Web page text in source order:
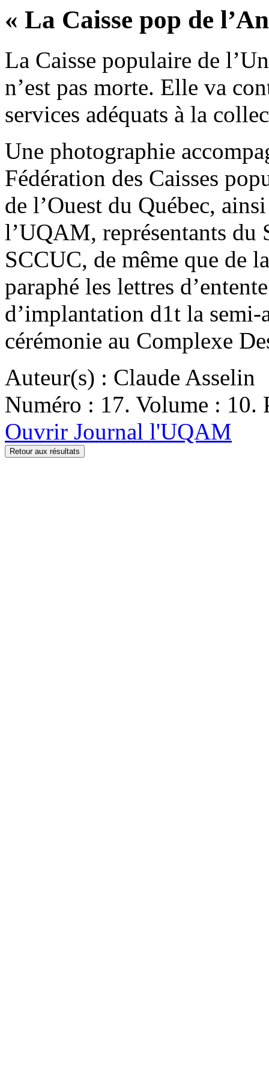
« La Caisse pop de
La Caisse populaire de
n’est pas morte. Elle va
services adéquats à la
Une photographie
Fédération des Caisses
de l’Ouest du Québec,
l’UQAM, représentants
SCCUC, de même que de
paraphé les lettres
d’implantation d1t la
cérémonie au Complexe
Auteur(s) : Claude Asselin
Numéro : 17. Volume : 10.
Ouvrir Journal l'UQAM
Retour aux résultats